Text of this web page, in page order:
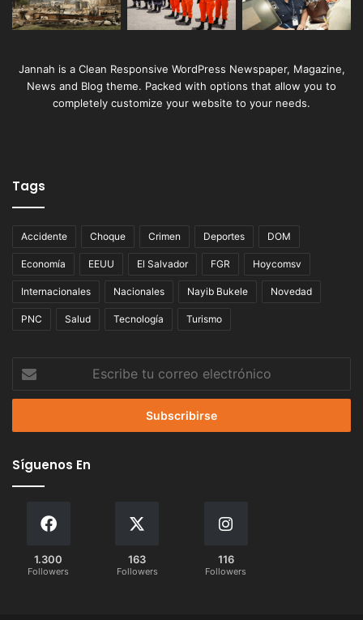
Jannah is a Clean Responsive WordPress Newspaper, Magazine,
News and Blog theme. Packed with options that allow you to
completely customize your website to your needs.
Tags
Accidente Choque Crimen Deportes DOM
Economía EEUU El Salvador FGR Hoycomsv
Internacionales Nacionales Nayib Bukele Novedad
PNC Salud Tecnología Turismo
correo
Síguenos En
1.300
Followers
163
Followers
116
Followers